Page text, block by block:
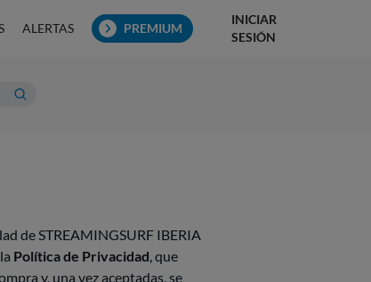
ALERTAS PREMIUM
INICIAR
SESIÓN
de STREAMINGSURF IBERIA
Política de Privacidad, que
y, una vez aceptadas, se